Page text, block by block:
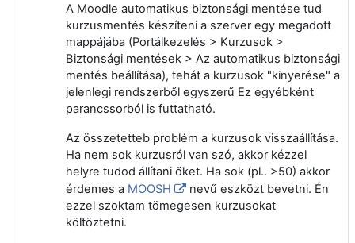
A Moodle automatikus biztonsági mentése tud
kurzusmentés készíteni a szerver egy megadott
mappájába (Portálkezelés > Kurzusok >
Biztonsági mentések > Az automatikus biztonsági
mentés beállítása), tehát a kurzusok "kinyerése" a
jelenlegi rendszerből egyszerű Ez egyébként
parancssorból is futtatható.
Az összetetteb problém a kurzusok visszaállítása.
Ha nem sok kurzusról van szó, akkor kézzel
helyre tudod állítani őket. Ha sok (pl.. >50) akkor
érdemes a MOOSH
nevű eszközt bevetni. Én
ezzel szoktam tömegesen kurzusokat
költöztetni.